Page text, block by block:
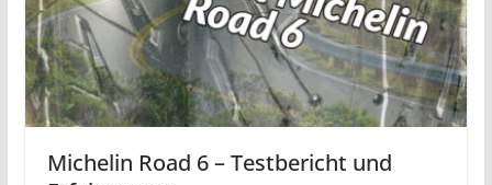
Michelin Road 6 – Testbericht und